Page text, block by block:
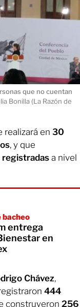
que no cuentan
Bonilla (La Razón de
realizará en 30
, y que
registradasa nivel
bacheo
entrega
en
Chávez,
444
construyeron 256